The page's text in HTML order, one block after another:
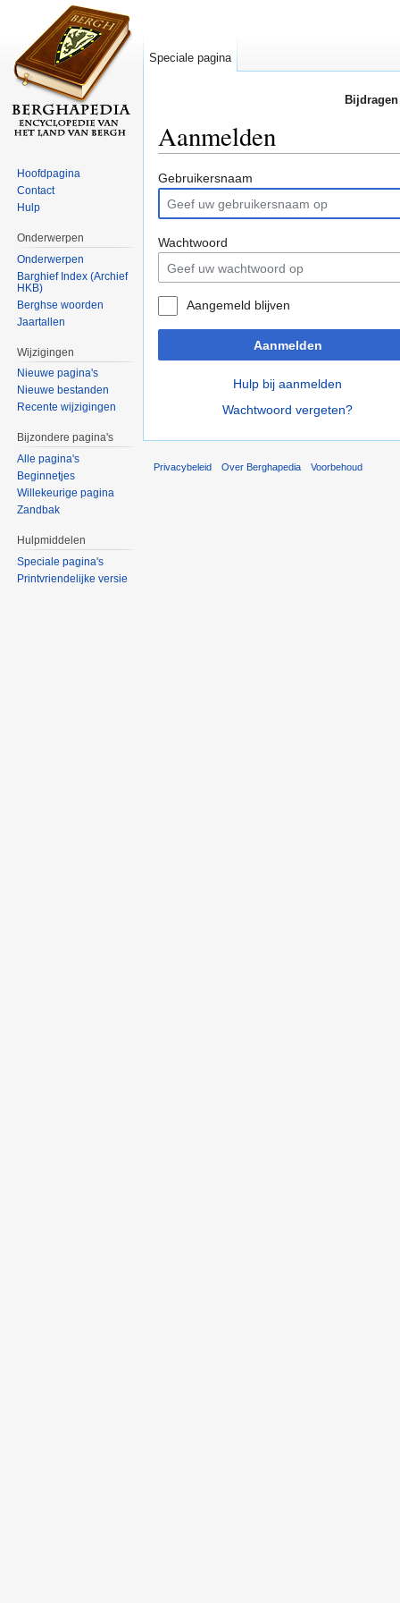
Aanmelden
Gebruikersnaam
Wachtwoord
Aangemeld blijven
Aanmelden
Hulp bij aanmelden
Wachtwoord vergeten?
Speciale pagina
Hoofdpagina
Contact
Hulp
Onderwerpen
Onderwerpen
Barghief Index (Archief
HKB)
Berghse woorden
Jaartallen
Wijzigingen
Nieuwe pagina's
Nieuwe bestanden
Recente wijzigingen
Bijzondere pagina's
Alle pagina's
Beginnetjes
Willekeurige pagina
Zandbak
Hulpmiddelen
Speciale pagina's
Printvriendelijke versie
Privacybeleid Over Berghapedia Voorbehoud